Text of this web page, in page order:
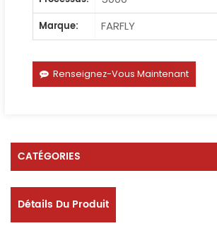
Marque:
FARFLY
Renseignez-Vous Maintenant
CATÉGORIES
Détails Du Produit